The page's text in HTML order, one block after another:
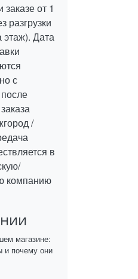
от 1
разгрузки
Дата
с
/
в
компанию
магазине:
и почему они